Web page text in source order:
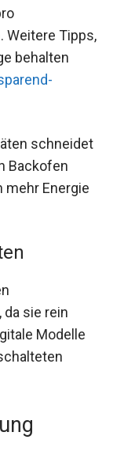
Weitere Tipps,
behalten
schneidet
Backofen
Energie
sie rein
Modelle